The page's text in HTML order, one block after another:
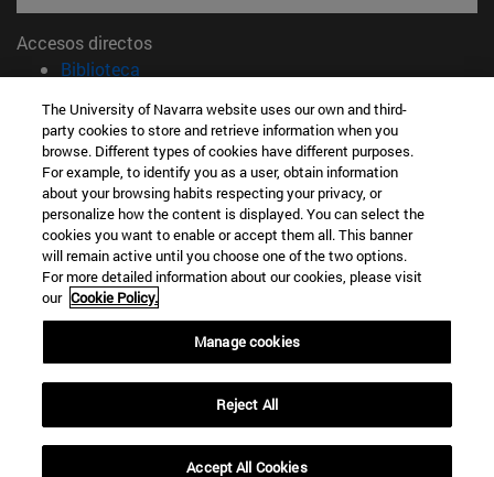
Accesos directos
Biblioteca
Aula virtual ADI(abre en nueva ventana)
Búsqueda de personas(abre en nueva ventana)
Trabaja con nosotros(abre en nueva ventana)
Información
TFNO +34 948 42 56 00
¿QUÉ GRADO TE INTERESA?
¿QUÉ MÁSTER TE INTERESA?
© Universidad de Navarra
Información legal
Configuración de cookies
The University of Navarra website uses our own and third-
party cookies to store and retrieve information when you
browse. Different types of cookies have different purposes.
For example, to identify you as a user, obtain information
about your browsing habits respecting your privacy, or
personalize how the content is displayed. You can select the
cookies you want to enable or accept them all. This banner
will remain active until you choose one of the two options.
For more detailed information about our cookies, please visit
our Cookie Policy.
Manage cookies
Reject All
Accept All Cookies